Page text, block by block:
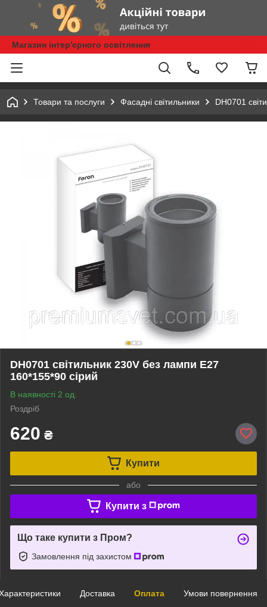
Магазин інтер'єрного освітлення
Товари та послуги Фасадні світильники DH0701
DH0701 світильник 230V без лампи Е27
160*155*90 сірий
В наявності 2 од.
Роздріб
620 ₴
Купити
або
Купити з
Що таке купити з Пром?
Замовлення під захистом
Доставка Оплата Умови повернення